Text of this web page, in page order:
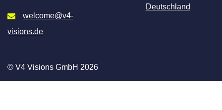
welcome@v4-
visions.de
Deutschland
© V4 Visions GmbH 2026